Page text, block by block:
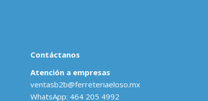
Contáctanos
Atención a empresas
ventasb2b@ferreteriaeloso.mx
WhatsApp: 464 205 4992